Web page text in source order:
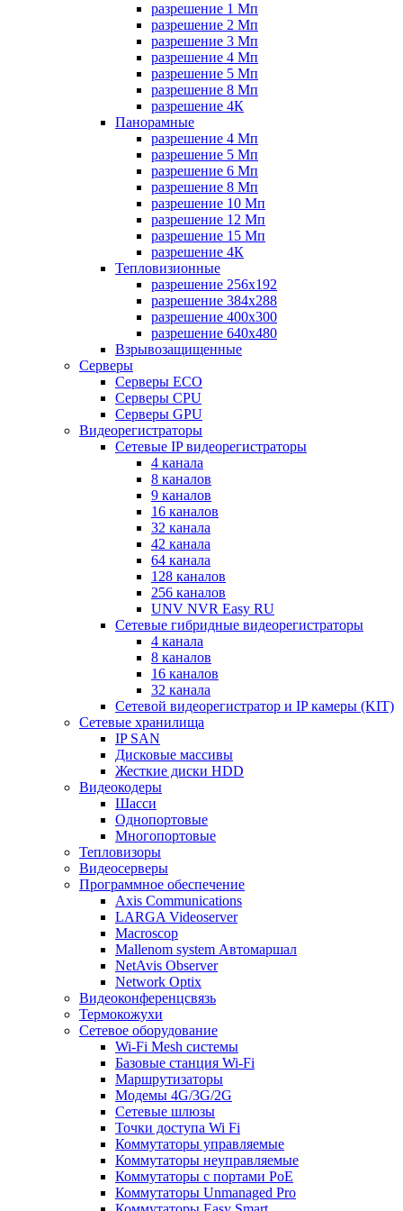
разрешение 1 Мп
разрешение 2 Мп
разрешение 3 Мп
разрешение 4 Мп
разрешение 5 Мп
разрешение 8 Мп
разрешение 4К
Панорамные
разрешение 4 Мп
разрешение 5 Мп
разрешение 6 Мп
разрешение 8 Мп
разрешение 10 Мп
разрешение 12 Мп
разрешение 15 Мп
разрешение 4К
Тепловизионные
разрешение 256x192
разрешение 384х288
разрешение 400x300
разрешение 640х480
Взрывозащищенные
Серверы
Серверы ECO
Серверы CPU
Серверы GPU
Видеорегистраторы
Сетевые IP видеорегистраторы
4 канала
8 каналов
9 каналов
16 каналов
32 канала
42 канала
64 канала
128 каналов
256 каналов
UNV NVR Easy RU
Сетевые гибридные видеорегистраторы
4 канала
8 каналов
16 каналов
32 канала
Сетевой видеорегистратор и IP камеры (KIT)
Сетевые хранилища
IP SAN
Дисковые массивы
Жесткие диски HDD
Видеокодеры
Шасси
Однопортовые
Многопортовые
Тепловизоры
Видеосерверы
Программное обеспечение
Axis Communications
LARGA Videoserver
Macroscop
Mallenom system Автомаршал
NetAvis Observer
Network Optix
Видеоконференцсвязь
Термокожухи
Сетевое оборудование
Wi-Fi Mesh системы
Базовые станция Wi-Fi
Маршрутизаторы
Модемы 4G/3G/2G
Сетевые шлюзы
Точки доступа Wi Fi
Коммутаторы управляемые
Коммутаторы неуправляемые
Коммутаторы с портами PoE
Коммутаторы Unmanaged Pro